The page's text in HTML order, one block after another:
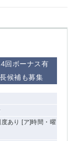
回ボーナス有
候補も募集
あり [ア]時間・曜